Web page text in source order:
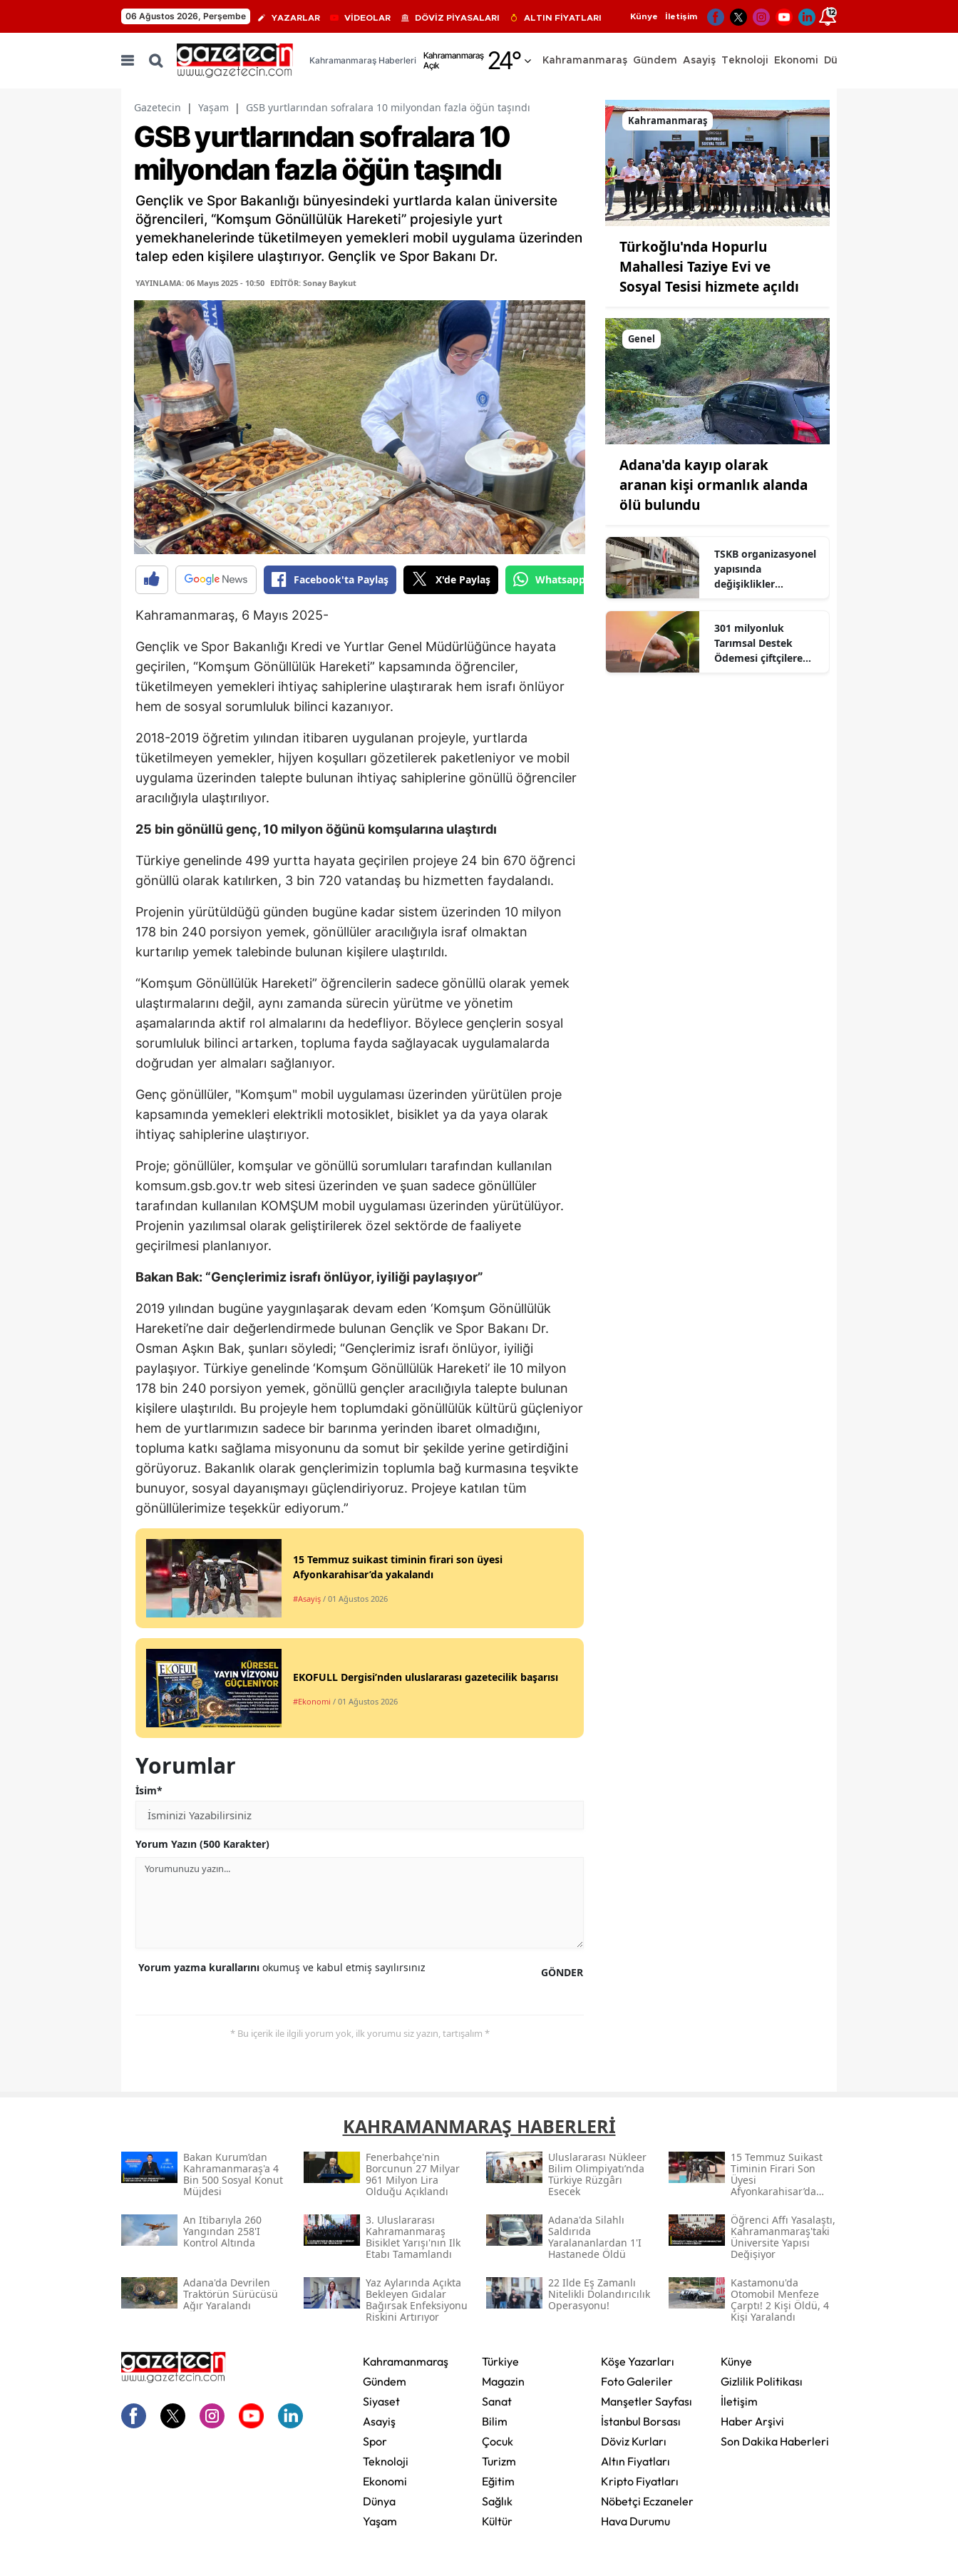
06 Ağustos 2026, Perşembe YAZARLAR VİDEOLAR DÖVİZ PİYASALARI ALTIN FİYATLARI Künye İletişim 12
Kahramanmaraş Haberleri
Kahramanmaraş
Açık
24°
Adıyaman
Afyonkarahisar
Ağrı
Ankara
Antalya
Artvin
Balıkesir
Bilecik
Bingöl
Bitlis
Burdur
Bursa
Çanakkale
Çankırı
Çorum
Denizli
Edirne
Elazığ
Erzurum
Eskişehir
Giresun
Gümüşhane
Hakkari
Hatay
Isparta
Mersin
İstanbul
İzmir
Kastamonu
Kayseri
Kırşehir
Kocaeli
Kütahya
Manisa
Kahramanmaraş
Mardin
Muğla
Muş
Nevşehir
Rize
Sinop
Tekirdağ
Bayburt
Batman
Bartın
Iğdır
Karabük
Kahramanmaraş Gündem Asayiş Teknoloji Ekonomi Dünya
Gazetecin | Yaşam | GSB yurtlarından sofralara 10 milyondan fazla öğün taşındı
GSB yurtlarından sofralara 10
milyondan fazla öğün taşındı
Gençlik ve Spor Bakanlığı bünyesindeki yurtlarda kalan üniversite
öğrencileri, “Komşum Gönüllülük Hareketi” projesiyle yurt
yemekhanelerinde tüketilmeyen yemekleri mobil uygulama üzerinden
talep eden kişilere ulaştırıyor. Gençlik ve Spor Bakanı Dr.
YAYINLAMA: 06 Mayıs 2025 - 10:50 EDİTÖR: Sonay Baykut
Facebook'ta Paylaş X'de Paylaş Whatsapp'tan Gönder
Kahramanmaraş, 6 Mayıs 2025-
Gençlik ve Spor Bakanlığı Kredi ve Yurtlar Genel Müdürlüğünce hayata
geçirilen, “Komşum Gönüllülük Hareketi” kapsamında öğrenciler,
tüketilmeyen yemekleri ihtiyaç sahiplerine ulaştırarak hem israfı önlüyor
hem de sosyal sorumluluk bilinci kazanıyor.
2018-2019 öğretim yılından itibaren uygulanan projeyle, yurtlarda
tüketilmeyen yemekler, hijyen koşulları gözetilerek paketleniyor ve mobil
uygulama üzerinden talepte bulunan ihtiyaç sahiplerine gönüllü öğrenciler
aracılığıyla ulaştırılıyor.
25 bin gönüllü genç, 10 milyon öğünü komşularına ulaştırdı
Türkiye genelinde 499 yurtta hayata geçirilen projeye 24 bin 670 öğrenci
gönüllü olarak katılırken, 3 bin 720 vatandaş bu hizmetten faydalandı.
Projenin yürütüldüğü günden bugüne kadar sistem üzerinden 10 milyon
178 bin 240 porsiyon yemek, gönüllüler aracılığıyla israf olmaktan
kurtarılıp yemek talebinde bulunan kişilere ulaştırıldı.
“Komşum Gönüllülük Hareketi” öğrencilerin sadece gönüllü olarak yemek
ulaştırmalarını değil, aynı zamanda sürecin yürütme ve yönetim
aşamalarında aktif rol almalarını da hedefliyor. Böylece gençlerin sosyal
sorumluluk bilinci artarken, topluma fayda sağlayacak uygulamalarda
doğrudan yer almaları sağlanıyor.
Genç gönüllüler, "Komşum" mobil uygulaması üzerinden yürütülen proje
kapsamında yemekleri elektrikli motosiklet, bisiklet ya da yaya olarak
ihtiyaç sahiplerine ulaştırıyor.
Proje; gönüllüler, komşular ve gönüllü sorumluları tarafından kullanılan
komsum.gsb.gov.tr web sitesi üzerinden ve şuan sadece gönüllüler
tarafından kullanılan KOMŞUM mobil uygulaması üzerinden yürütülüyor.
Projenin yazılımsal olarak geliştirilerek özel sektörde de faaliyete
geçirilmesi planlanıyor.
Bakan Bak: “Gençlerimiz israfı önlüyor, iyiliği paylaşıyor”
2019 yılından bugüne yaygınlaşarak devam eden ‘Komşum Gönüllülük
Hareketi’ne dair değerlendirmede bulunan Gençlik ve Spor Bakanı Dr.
Osman Aşkın Bak, şunları söyledi; “Gençlerimiz israfı önlüyor, iyiliği
paylaşıyor. Türkiye genelinde ‘Komşum Gönüllülük Hareketi’ ile 10 milyon
178 bin 240 porsiyon yemek, gönüllü gençler aracılığıyla talepte bulunan
kişilere ulaştırıldı. Bu projeyle hem toplumdaki gönüllülük kültürü güçleniyor
hem de yurtlarımızın sadece bir barınma yerinden ibaret olmadığını,
topluma katkı sağlama misyonunu da somut bir şekilde yerine getirdiğini
görüyoruz. Bakanlık olarak gençlerimizin toplumla bağ kurmasına teşvikte
bunuyor, sosyal dayanışmayı güçlendiriyoruz. Projeye katılan tüm
gönüllülerimize teşekkür ediyorum.”
15 Temmuz suikast timinin firari son üyesi
Afyonkarahisar’da yakalandı
#Asayiş / 01 Ağustos 2026
EKOFULL Dergisi’nden uluslararası gazetecilik başarısı
#Ekonomi / 01 Ağustos 2026
Yorumlar
İsim*
Yorum Yazın (500 Karakter)
GÖNDER
Yorum yazma kurallarını okumuş ve kabul etmiş sayılırsınız
* Bu içerik ile ilgili yorum yok, ilk yorumu siz yazın, tartışalım *
Kahramanmaraş
Türkoğlu'nda Hopurlu
Mahallesi Taziye Evi ve
Sosyal Tesisi hizmete açıldı
Genel
Adana'da kayıp olarak
aranan kişi ormanlık alanda
ölü bulundu
TSKB organizasyonel
yapısında
değişiklikler
301 milyonluk
Tarımsal Destek
Ödemesi çiftçilere
KAHRAMANMARAŞ HABERLERİ
Bakan Kurum’dan
Kahramanmaraş'a 4
Bin 500 Sosyal Konut
Müjdesi
Fenerbahçe'nin
Borcunun 27 Milyar
961 Milyon Lira
Olduğu Açıklandı
Uluslararası Nükleer
Bilim Olimpiyatı’nda
Türkiye Rüzgârı
Esecek
15 Temmuz Suikast
Timinin Firari Son
Üyesi
Afyonkarahisar’da
An Itibarıyla 260
Yangından 258'i
Kontrol Altında
3. Uluslararası
Kahramanmaraş
Bisiklet Yarışı'nın Ilk
Etabı Tamamlandı
Adana'da Silahlı
Saldırıda
Yaralananlardan 1'i
Hastanede Öldü
Öğrenci Affı Yasalaştı,
Kahramanmaraş'taki
Üniversite Yapısı
Değişiyor
Adana'da Devrilen
Traktörün Sürücüsü
Ağır Yaralandı
Yaz Aylarında Açıkta
Bekleyen Gıdalar
Bağırsak Enfeksiyonu
Riskini Artırıyor
22 Ilde Eş Zamanlı
Nitelikli Dolandırıcılık
Operasyonu!
Kastamonu'da
Otomobil Menfeze
Çarptı! 2 Kişi Öldü, 4
Kişi Yaralandı
Kahramanmaraş
Gündem
Siyaset
Asayiş
Spor
Teknoloji
Ekonomi
Dünya
Yaşam
Türkiye
Magazin
Sanat
Bilim
Çocuk
Turizm
Eğitim
Sağlık
Kültür
Köşe Yazarları
Foto Galeriler
Manşetler Sayfası
İstanbul Borsası
Döviz Kurları
Altın Fiyatları
Kripto Fiyatları
Nöbetçi Eczaneler
Hava Durumu
Künye
Gizlilik Politikası
İletişim
Haber Arşivi
Son Dakika Haberleri